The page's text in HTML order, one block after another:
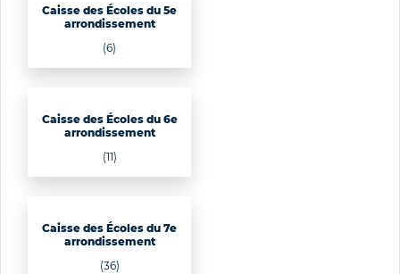
Caisse des Écoles du 5e
arrondissement
(6)
Caisse des Écoles du 6e
arrondissement
(11)
Caisse des Écoles du 7e
arrondissement
(36)